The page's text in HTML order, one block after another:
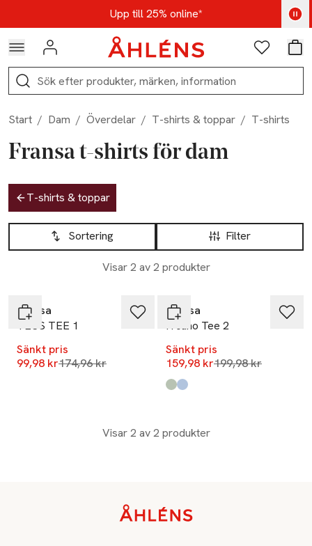
Hoppa till navigationsmenynUpp till 25% online*
Kod: AUG25 - Shoppa nu
Logga in Favoriter
Sök
Start / Dam / Överdelar / T-shirts & toppar / T-shirts
Fransa t-shirts för dam
Hoppa till produktsidan
T-shirts & toppar
Hoppa till produktsidan
Filter
Sortering
Visar 2 av 2 produkter
Lista över produkter
Fransa
TESS TEE 1
Sänkt pris
99,98 krLägsta pris 30 dagar
174,96 kr
Fransa
Frcano Tee 2
Sänkt pris
159,98 krLägsta pris 30
199,98 kr
Produkten finns i färgerna:
Desert Sage Stripe
Hydrangea Stripe
Visar 2 av 2 produkter